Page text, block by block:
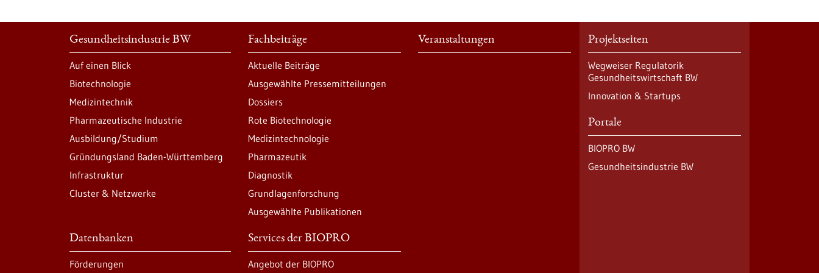
Gesundheitsindustrie BW
Auf einen Blick
Biotechnologie
Medizintechnik
Pharmazeutische Industrie
Ausbildung/Studium
Gründungsland Baden-Württemberg
Infrastruktur
Cluster & Netzwerke
Fachbeiträge
Aktuelle Beiträge
Ausgewählte Pressemitteilungen
Dossiers
Rote Biotechnologie
Medizintechnologie
Pharmazeutik
Diagnostik
Grundlagenforschung
Ausgewählte Publikationen
Veranstaltungen
Datenbanken
Förderungen
Services der BIOPRO
Angebot der BIOPRO
Projektseiten
Wegweiser Regulatorik
Gesundheitswirtschaft BW
Innovation & Startups
Portale
BIOPRO BW
Gesundheitsindustrie BW